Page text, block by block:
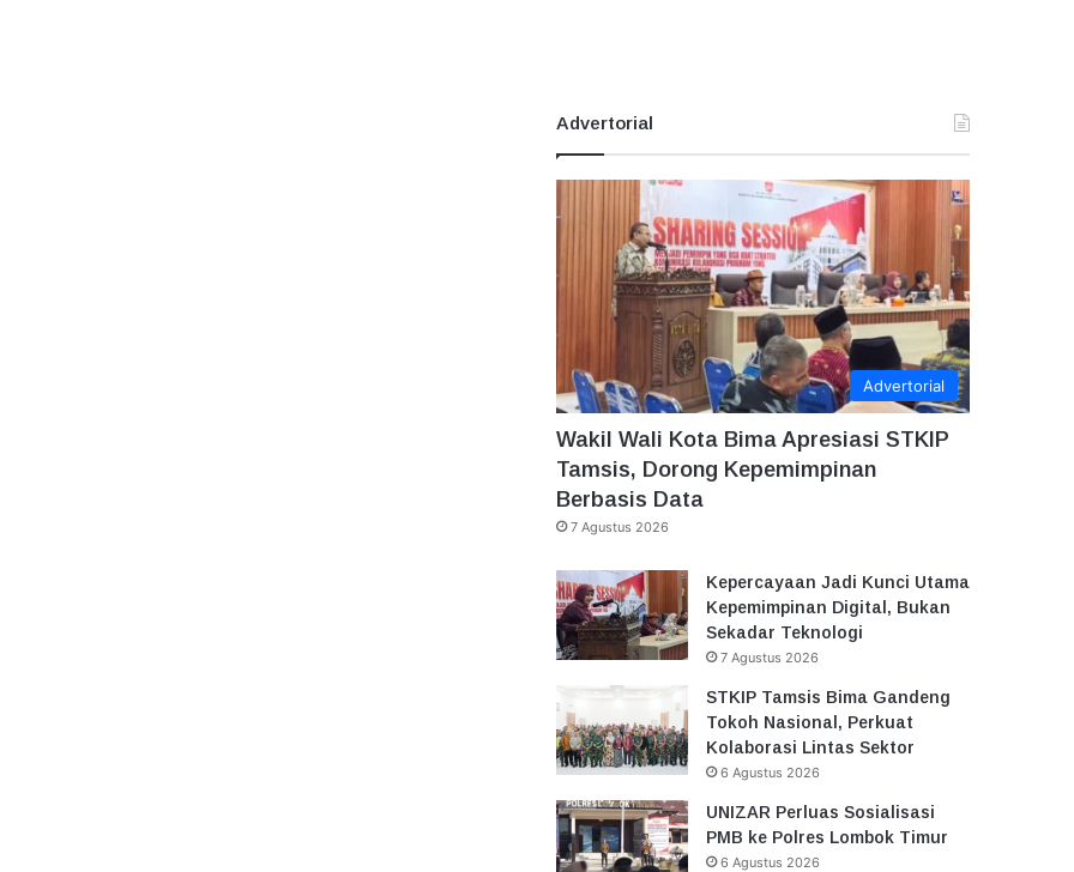
Advertorial
Advertorial
Wakil Wali Kota Bima Apresiasi STKIP
Tamsis, Dorong Kepemimpinan
Berbasis Data
7 Agustus 2026
Kepercayaan Jadi Kunci Utama
Kepemimpinan Digital, Bukan
Sekadar Teknologi
7 Agustus 2026
STKIP Tamsis Bima Gandeng
Tokoh Nasional, Perkuat
Kolaborasi Lintas Sektor
6 Agustus 2026
UNIZAR Perluas Sosialisasi
PMB ke Polres Lombok Timur
6 Agustus 2026